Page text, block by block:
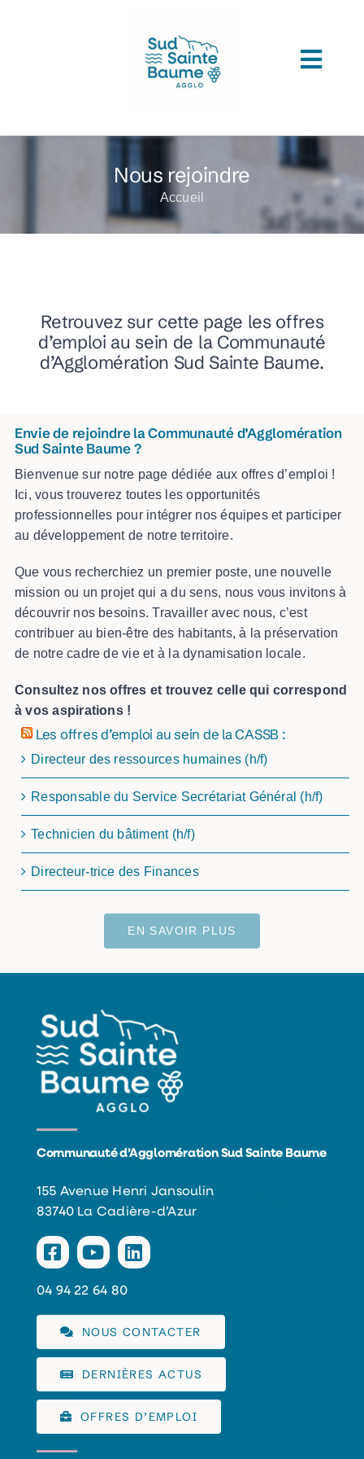
COMPRENDRE L’AGGLOMERATION
CONNAITRE SON ADMINISTRATION
ACCEDER A VOS SERVICES
LES MÉDIATHÈQUES
Nous rejoindre
Accueil
Retrouvez sur cette page les offres
d’emploi au sein de la Communauté
d’Agglomération Sud Sainte Baume.
Envie de rejoindre la Communauté d’Agglomération
Sud Sainte Baume ?
Bienvenue sur notre page dédiée aux offres d’emploi !
Ici, vous trouverez toutes les opportunités
professionnelles pour intégrer nos équipes et participer
au développement de notre territoire.
Que vous recherchiez un premier poste, une nouvelle
mission ou un projet qui a du sens, nous vous invitons à
découvrir nos besoins. Travailler avec nous, c’est
contribuer au bien-être des habitants, à la préservation
de notre cadre de vie et à la dynamisation locale.
Consultez nos offres et trouvez celle qui correspond
à vos aspirations !
Les offres d’emploi au sein de la CASSB :
Directeur des ressources humaines (h/f)
Responsable du Service Secrétariat Général (h/f)
Technicien du bâtiment (h/f)
Directeur-trice des Finances
EN SAVOIR PLUS
Communauté d’Agglomération Sud Sainte Baume
155 Avenue Henri Jansoulin
83740 La Cadière-d’Azur
04 94 22 64 80
NOUS CONTACTER
DERNIÈRES ACTUS
OFFRES D’EMPLOI